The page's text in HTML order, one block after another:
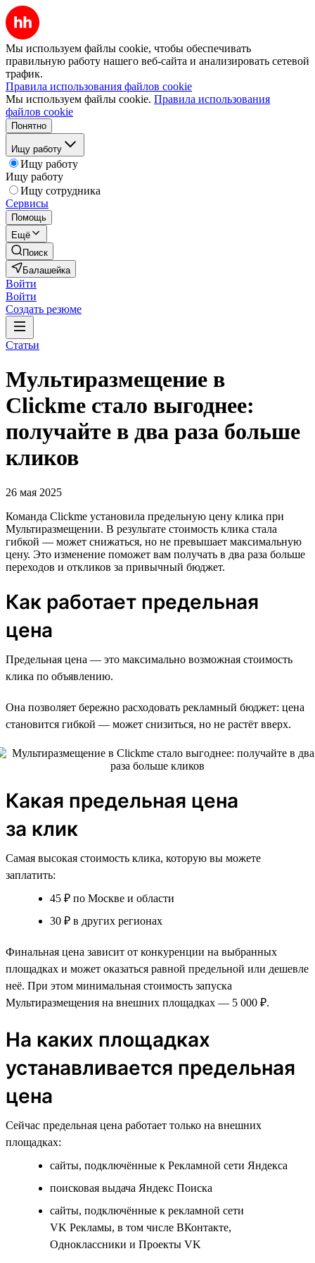
Мы используем файлы cookie, чтобы обеспечивать
правильную работу нашего веб-сайта и анализировать сетевой
трафик.
Правила использования файлов cookie
Мы используем файлы cookie. Правила использования
файлов cookie
Понятно
Ищу работу
Ищу работу
Ищу работу
Ищу сотрудника
Сервисы
Помощь
Ещё
Поиск
Балашейка
Войти
Войти
Создать резюме
Статьи
Мультиразмещение в
Clickme стало выгоднее:
получайте в два раза больше
кликов
26 мая 2025
Команда Clickme установила предельную цену клика при
Мультиразмещении. В результате стоимость клика стала
гибкой — может снижаться, но не превышает максимальную
цену. Это изменение поможет вам получать в два раза больше
переходов и откликов за привычный бюджет.
Как работает предельная
цена
Предельная цена — это максимально возможная стоимость
клика по объявлению.
Она позволяет бережно расходовать рекламный бюджет: цена
становится гибкой — может снизиться, но не растёт вверх.
Какая предельная цена
за клик
Самая высокая стоимость клика, которую вы можете
заплатить:
45 ₽ по Москве и области
30 ₽ в других регионах
Финальная цена зависит от конкуренции на выбранных
площадках и может оказаться равной предельной или дешевле
неё. При этом минимальная стоимость запуска
Мультиразмещения на внешних площадках — 5 000 ₽.
На каких площадках
устанавливается предельная
цена
Сейчас предельная цена работает только на внешних
площадках:
сайты, подключённые к Рекламной сети Яндекса
поисковая выдача Яндекс Поиска
сайты, подключённые к рекламной сети
VK Рекламы, в том числе ВКонтакте,
Одноклассники и Проекты VK